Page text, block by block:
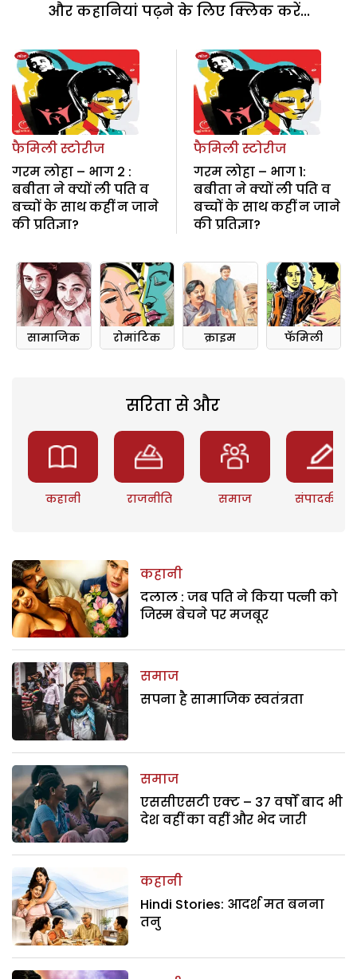
और कहानियां पढ़ने के लिए क्लिक करें...
फैमिली स्टोरीज
गरम लोहा – भाग 2 :
बबीता ने क्यों ली पति व
बच्चों के साथ कहीं न जाने
की प्रतिज्ञा?
फैमिली स्टोरीज
गरम लोहा – भाग 1:
बबीता ने क्यों ली पति व
बच्चों के साथ कहीं न जाने
की प्रतिज्ञा?
सामाजिक रोमांटिक क्राइम फॅमिली
सरिता से और
कहानी राजनीति समाज संपादकीय
कहानी
दलाल : जब पति ने किया पत्नी को
जिस्म बेचने पर मजबूर
समाज
सपना है सामाजिक स्वतंत्रता
समाज
एससीएसटी एक्ट – 37 वर्षों बाद भी
देश वहीं का वहीं और भेद जारी
कहानी
Hindi Stories: आदर्श मत बनना
तनु